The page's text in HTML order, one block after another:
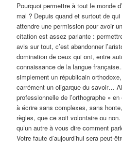
Pourquoi permettre à tout le monde
mal ? Depuis quand et surtout de
attendre une permission pour avoir
citation est assez parlante :
avis sur tout, c’est abandonner
domination de ceux qui ont, entre
connaissance de la langue
simplement un républicain
carrément un oligarque du savoir…
professionnelle de l’orthographe »
à écrire sans complexes, sans
règles, que ce soit volontaire ou
qu’un autre à vous dire comment
Votre faute d’aujourd’hui sera peut-